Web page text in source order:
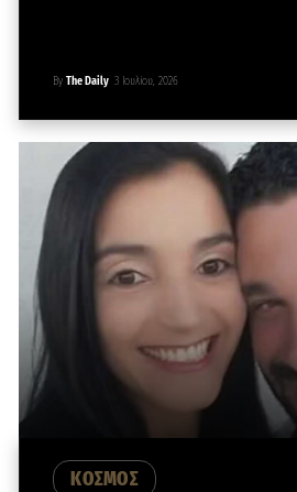
By The Daily 3 Ιουλίου, 2026
ΚΟΣΜΟΣ